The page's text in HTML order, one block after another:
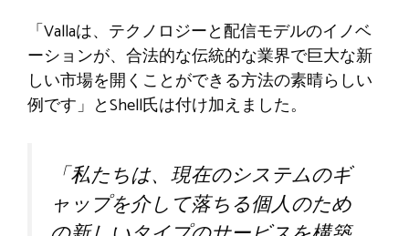
「Vallaは、テクノロジーと配信モデルのイノベ
ーションが、合法的な伝統的な業界で巨大な新
しい市場を開くことができる方法の素晴らしい
例です」とShell氏は付け加えました。
「私たちは、現在のシステムのギ
ャップを介して落ちる個人のため